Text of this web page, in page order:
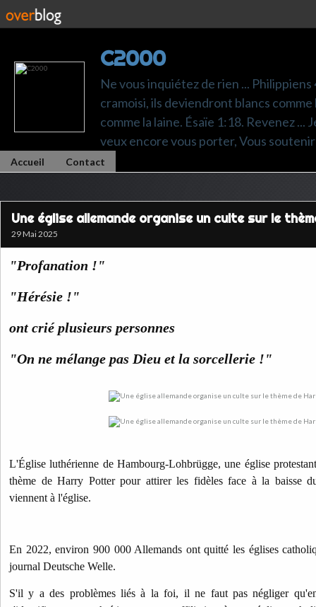
C2000
Ne vous inquiétez de rien ...
cramoisi, ils deviendront blancs
comme la laine. Ésaïe 1:18. Revenez
veux encore vous porter, Vous
Accueil Contact
Une église allemande organise un culte sur le
29 Mai 2025
"Profanation !"
"Hérésie !"
ont crié plusieurs personnes
"On ne mélange pas Dieu et la sorcellerie !"
L'Église luthérienne de Hambourg-Lohbrügge, une église
thème de Harry Potter pour attirer les fidèles face à la baisse
viennent à l'église.
En 2022, environ 900 000 Allemands ont quitté les églises
journal Deutsche Welle.
S'il y a des problèmes liés à la foi, il ne faut pas négliger